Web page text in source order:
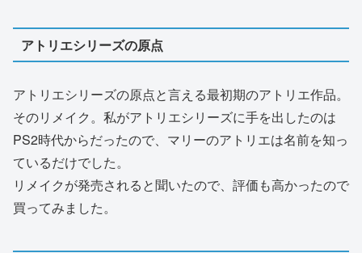
アトリエシリーズの原点
アトリエシリーズの原点と言える最初期のアトリエ作品。
そのリメイク。私がアトリエシリーズに手を出したのは
PS2時代からだったので、マリーのアトリエは名前を知っ
ているだけでした。
リメイクが発売されると聞いたので、評価も高かったので
買ってみました。